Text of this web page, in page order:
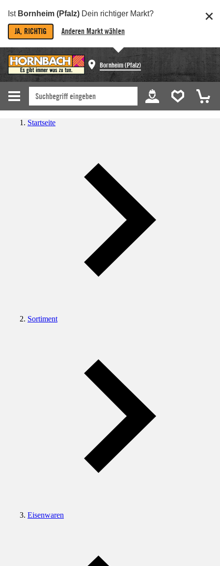
Ist Bornheim (Pfalz) Dein richtiger Markt?
JA, RICHTIG Anderen Markt wählen
Bornheim (Pfalz)
Startseite
Sortiment
Eisenwaren